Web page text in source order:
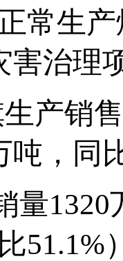
常生
害治理
产销
吨，同
量1320
51.1%